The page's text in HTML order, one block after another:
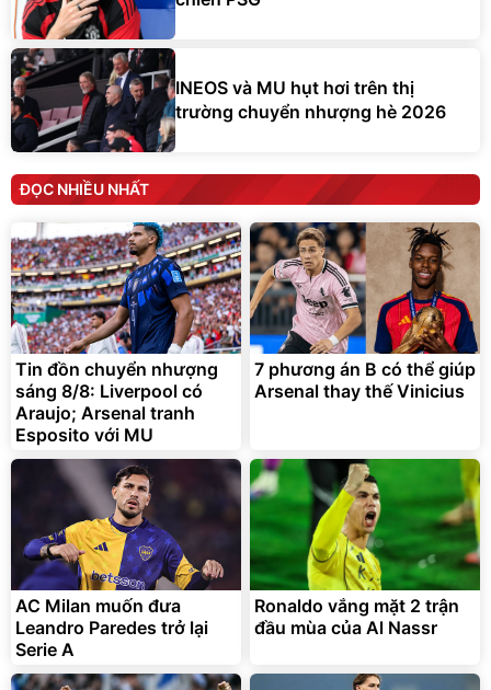
INEOS và MU hụt hơi trên thị
trường chuyển nhượng hè 2026
ĐỌC NHIỀU NHẤT
Tin đồn chuyển nhượng
sáng 8/8: Liverpool có
Araujo; Arsenal tranh
Esposito với MU
7 phương án B có thể giúp
Arsenal thay thế Vinicius
AC Milan muốn đưa
Leandro Paredes trở lại
Serie A
Ronaldo vắng mặt 2 trận
đầu mùa của Al Nassr